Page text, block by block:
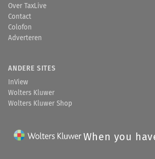
Over TaxLive
Contact
Colofon
Adverteren
ANDERE SITES
InView
Wolters Kluwer
Wolters Kluwer Shop
When you